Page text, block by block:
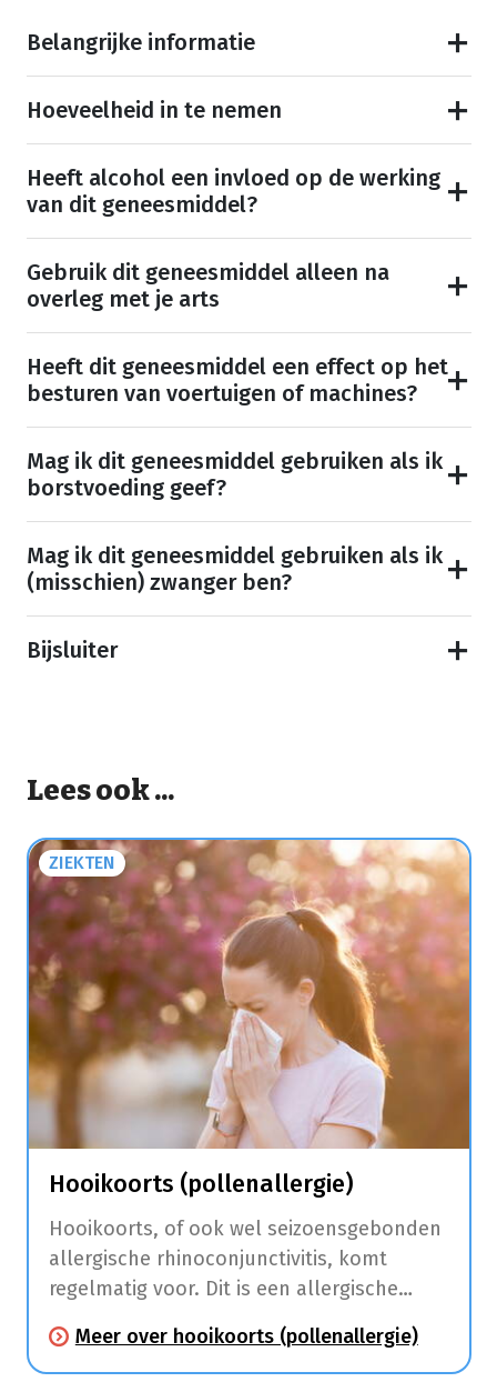
Belangrijke informatie
Hoeveelheid in te nemen
Heeft alcohol een invloed op de werking
van dit geneesmiddel?
Gebruik dit geneesmiddel alleen na
overleg met je arts
Heeft dit geneesmiddel een effect op het
besturen van voertuigen of machines?
Mag ik dit geneesmiddel gebruiken als ik
borstvoeding geef?
Mag ik dit geneesmiddel gebruiken als ik
(misschien) zwanger ben?
Bijsluiter
Lees ook ...
ZIEKTEN
Hooikoorts (pollenallergie)
Hooikoorts, of ook wel seizoensgebonden
allergische rhinoconjunctivitis, komt
regelmatig voor. Dit is een allergische
slijmvliezen van de neus (niezen,
neusloop, jeuk, neusverstopping) en ogen
Meer over hooikoorts (pollenallergie)